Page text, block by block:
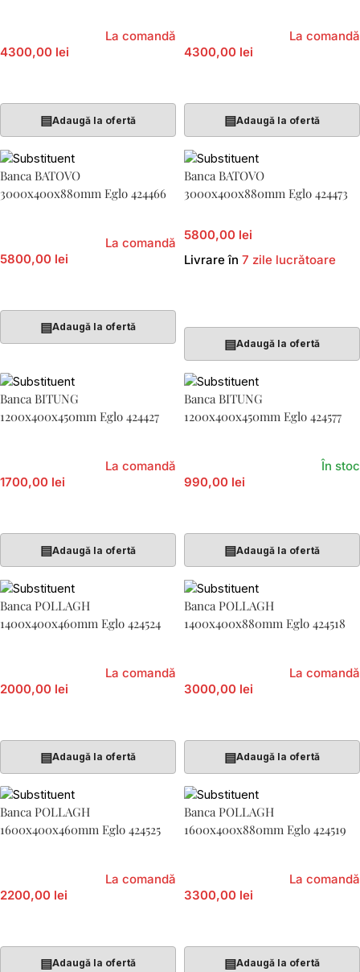
4300,00 lei
La comandă
▤Adaugă la ofertă
4300,00 lei
La comandă
▤Adaugă la ofertă
Banca BATOVO
3000x400x880mm Eglo 424466
5800,00 lei
La comandă
▤Adaugă la ofertă
Banca BATOVO
3000x400x880mm Eglo 424473
5800,00 lei
Livrare în 7 zile lucrătoare
▤Adaugă la ofertă
Banca BITUNG
1200x400x450mm Eglo 424427
1700,00 lei
La comandă
▤Adaugă la ofertă
Banca BITUNG
1200x400x450mm Eglo 424577
990,00 lei
În stoc
▤Adaugă la ofertă
Banca POLLAGH
1400x400x460mm Eglo 424524
2000,00 lei
La comandă
▤Adaugă la ofertă
Banca POLLAGH
1400x400x880mm Eglo 424518
3000,00 lei
La comandă
▤Adaugă la ofertă
Banca POLLAGH
1600x400x460mm Eglo 424525
2200,00 lei
La comandă
▤Adaugă la ofertă
Banca POLLAGH
1600x400x880mm Eglo 424519
3300,00 lei
La comandă
▤Adaugă la ofertă